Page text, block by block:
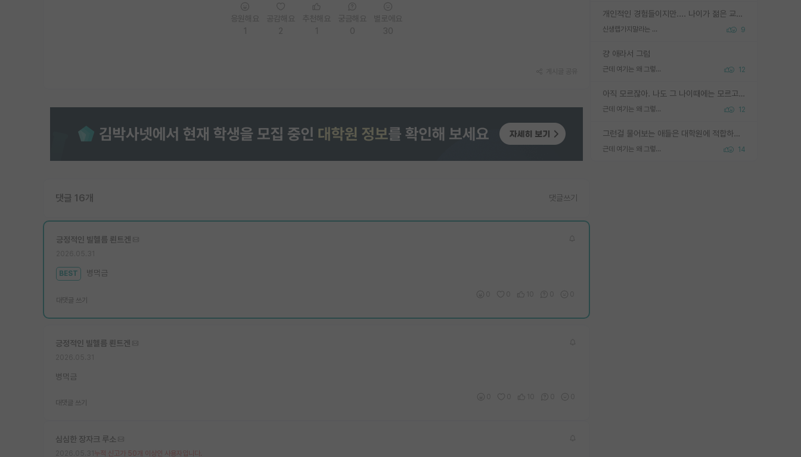
개인적인 경험들이지만.... 나이가 젊은 교수일수록 꼰대라는 가면을 쓴 채로 무례함을 행동하는 경우가 거의 90% 정도였음. 나이가 어린데 다른 또래들과 달리 명예, 권력, 재력까지 얻었으니 세상 다 가진 기분이겠지. 오히러 나이 든 교수들이 행동과 말을 더 조심하시더라.
신생랩가지말라는 이유가 있었구나 9
걍 애라서 그럼
근데 여기는 왜 그렇게 SPK를 물어보는거임? 12
아직 모르잖아. 나도 그 나이때에는 모르고 평가 받고 안심하고 싶었어.
근데 여기는 왜 그렇게 SPK를 물어보는거임? 12
그런걸 물어보는 애들은 대학원에 적합하지 않다
근데 여기는 왜 그렇게 SPK를 물어보는거임? 14
댓글 16개 댓글쓰기
긍정적인 빌헬름 뢴트겐
BEST 병먹금
대댓글 쓰기
긍정적인 빌헬름 뢴트겐
병먹금
대댓글 쓰기
심심한 장자크 루소
누적 신고가 50개 이상인 사용자입니다.